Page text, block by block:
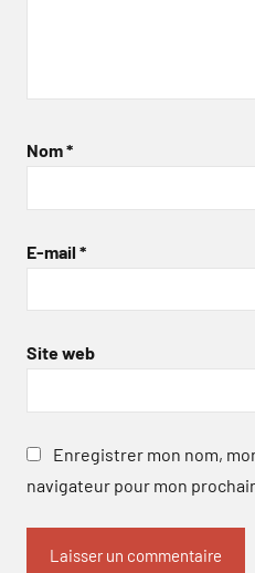
Nom*
E-mail *
Site web
Enregistrer mon nom,
navigateur pour mon